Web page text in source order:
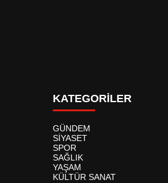
KATEGORİLER
GÜNDEM
SİYASET
SPOR
SAĞLIK
YAŞAM
KÜLTÜR SANAT